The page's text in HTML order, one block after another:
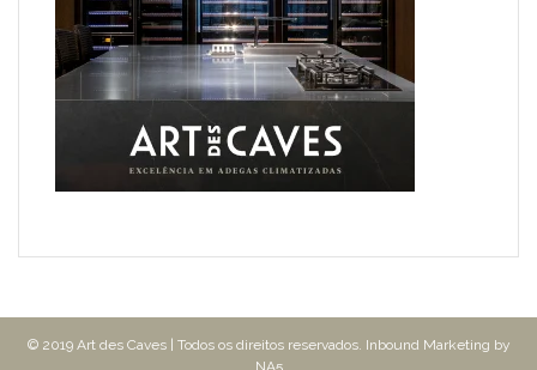
© 2019 Art des Caves | Todos os direitos reservados. Inbound Marketing by